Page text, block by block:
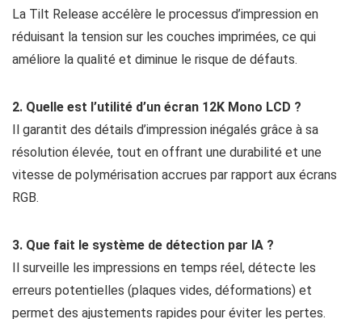
La Tilt Release accélère le processus d’impression en
réduisant la tension sur les couches imprimées, ce qui
améliore la qualité et diminue le risque de défauts.
2. Quelle est l’utilité d’un écran 12K Mono LCD ?
Il garantit des détails d’impression inégalés grâce à sa
résolution élevée, tout en offrant une durabilité et une
vitesse de polymérisation accrues par rapport aux écrans
RGB.
3. Que fait le système de détection par IA ?
Il surveille les impressions en temps réel, détecte les
erreurs potentielles (plaques vides, déformations) et
permet des ajustements rapides pour éviter les pertes.